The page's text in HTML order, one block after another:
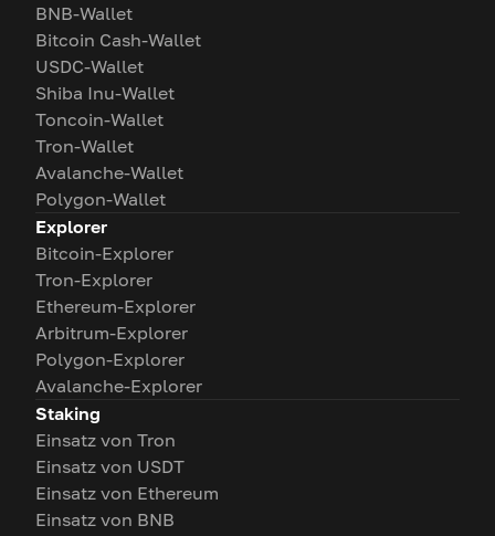
BNB-Wallet
Bitcoin Cash-Wallet
USDC-Wallet
Shiba Inu-Wallet
Toncoin-Wallet
Tron-Wallet
Avalanche-Wallet
Polygon-Wallet
Explorer
Bitcoin-Explorer
Tron-Explorer
Ethereum-Explorer
Arbitrum-Explorer
Polygon-Explorer
Avalanche-Explorer
Staking
Einsatz von Tron
Einsatz von USDT
Einsatz von Ethereum
Einsatz von BNB